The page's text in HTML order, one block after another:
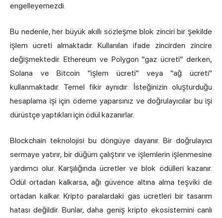
engelleyemezdi.
Bu nedenle, her büyük akıllı sözleşmeblok zinciri bir şekilde
işlem ücreti almaktadır. Kullanılan ifade zincirden zincire
değişmektedir. Ethereum ve Polygon "gaz ücreti" derken,
Solana ve Bitcoin "işlem ücreti" veya "ağ ücreti"
kullanmaktadır. Temel fikir aynıdır: İsteğinizin oluşturduğu
hesaplama işi için ödeme yaparsınız ve doğrulayıcılar bu işi
dürüstçe yaptıkları için ödül kazanırlar.
Blockchain teknolojisi bu döngüye dayanır. Bir doğrulayıcı
sermaye yatırır, bir düğüm çalıştırır ve işlemlerin işlenmesine
yardımcı olur. Karşılığında ücretler ve blok ödülleri kazanır.
Ödül ortadan kalkarsa, ağı güvence altına alma teşviki de
ortadan kalkar. Kripto paralardaki gas ücretleri bir tasarım
hatası değildir. Bunlar, daha geniş kripto ekosistemini canlı